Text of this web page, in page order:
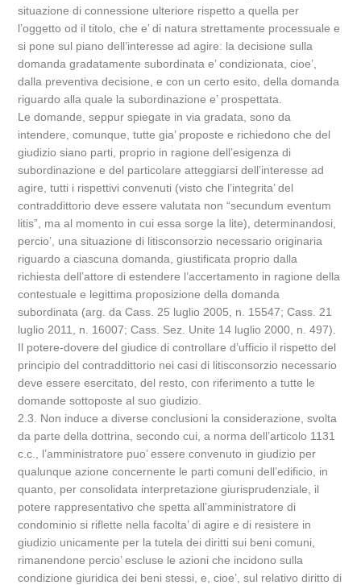
situazione di connessione ulteriore rispetto a quella per
l’oggetto od il titolo, che e’ di natura strettamente processuale e
si pone sul piano dell’interesse ad agire: la decisione sulla
domanda gradatamente subordinata e’ condizionata, cioe’,
dalla preventiva decisione, e con un certo esito, della domanda
riguardo alla quale la subordinazione e’ prospettata.
Le domande, seppur spiegate in via gradata, sono da
intendere, comunque, tutte gia’ proposte e richiedono che del
giudizio siano parti, proprio in ragione dell’esigenza di
subordinazione e del particolare atteggiarsi dell’interesse ad
agire, tutti i rispettivi convenuti (visto che l’integrita’ del
contraddittorio deve essere valutata non “secundum eventum
litis”, ma al momento in cui essa sorge la lite), determinandosi,
percio’, una situazione di litisconsorzio necessario originaria
riguardo a ciascuna domanda, giustificata proprio dalla
richiesta dell’attore di estendere l’accertamento in ragione della
contestuale e legittima proposizione della domanda
subordinata (arg. da Cass. 25 luglio 2005, n. 15547; Cass. 21
luglio 2011, n. 16007; Cass. Sez. Unite 14 luglio 2000, n. 497).
Il potere-dovere del giudice di controllare d’ufficio il rispetto del
principio del contraddittorio nei casi di litisconsorzio necessario
deve essere esercitato, del resto, con riferimento a tutte le
domande sottoposte al suo giudizio.
2.3. Non induce a diverse conclusioni la considerazione, svolta
da parte della dottrina, secondo cui, a norma dell’articolo 1131
c.c., l’amministratore puo’ essere convenuto in giudizio per
qualunque azione concernente le parti comuni dell’edificio, in
quanto, per consolidata interpretazione giurisprudenziale, il
potere rappresentativo che spetta all’amministratore di
condominio si riflette nella facolta’ di agire e di resistere in
giudizio unicamente per la tutela dei diritti sui beni comuni,
rimanendone percio’ escluse le azioni che incidono sulla
condizione giuridica dei beni stessi, e, cioe’, sul relativo diritto di